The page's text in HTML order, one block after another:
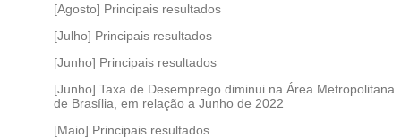
[Agosto] Principais resultados
[Julho] Principais resultados
[Junho] Principais resultados
[Junho] Taxa de Desemprego diminui na Área Metropolitana
de Brasília, em relação a Junho de 2022
[Maio] Principais resultados